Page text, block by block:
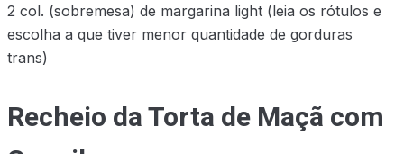
2 col. (sobremesa) de margarina light (leia os rótulos e
escolha a que tiver menor quantidade de gorduras
trans)
Recheio da Torta de Maçã com